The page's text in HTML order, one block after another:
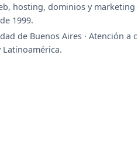
hosting, dominios y marketing
1999.
de Buenos Aires · Atención a